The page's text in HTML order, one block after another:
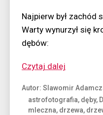
Najpierw był zachód
Warty wynurzył się
dębów:
Czytaj dalej
entem”
Autor: Slawomir
astrofotografia, dęby,
mleczna, drzewa,